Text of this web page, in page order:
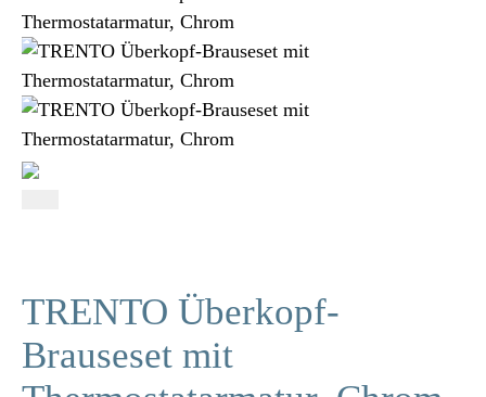
TRENTO Überkopf-
Brauseset mit